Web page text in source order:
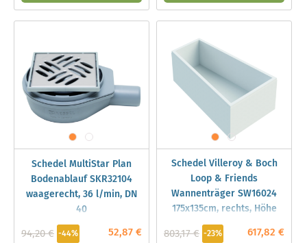
Schedel MultiStar Plan
Bodenablauf SKR32104
waagerecht, 36 l/min, DN
40
52,87 €
94,20 € -44%
Schedel Villeroy & Boch
Loop & Friends
Wannenträger SW16024
175x135cm, rechts, Höhe
57cm
617,82 €
803,17 € -23%